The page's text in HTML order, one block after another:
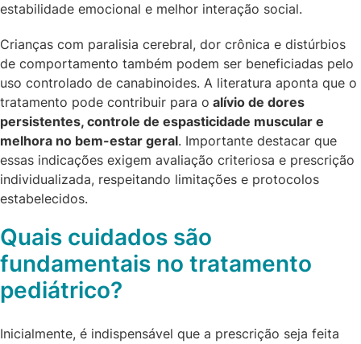
estabilidade emocional e melhor interação social.
Crianças com paralisia cerebral, dor crônica e distúrbios
de comportamento também podem ser beneficiadas pelo
uso controlado de canabinoides. A literatura aponta que o
tratamento pode contribuir para o alívio de dores
persistentes, controle de espasticidade muscular e
melhora no bem-estar geral. Importante destacar que
essas indicações exigem avaliação criteriosa e prescrição
individualizada, respeitando limitações e protocolos
estabelecidos.
Quais cuidados são
fundamentais no tratamento
pediátrico?
Inicialmente, é indispensável que a prescrição seja feita